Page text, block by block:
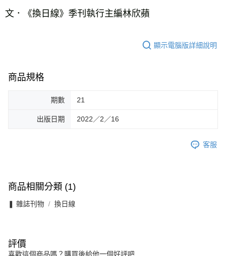
文．《換日線》季刊執行主編林欣蘋
顯示電腦版詳細說明
商品規格
期數 21
出版日期 2022／2／16
客服
商品相關分類 (1)
❚ 雜誌刊物 換日線
評價
喜歡這個商品嗎？購買後給他一個好評吧